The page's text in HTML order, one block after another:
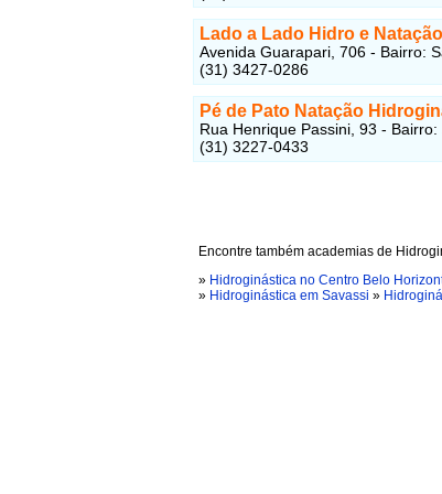
Lado a Lado Hidro e Natação
Avenida Guarapari, 706 - Bairro:
(31) 3427-0286
Pé de Pato Natação
Rua Henrique Passini, 93 -
(31) 3227-0433
Encontre também academias de
» Hidroginástica no Centro Belo
» Hidroginástica em Savassi »